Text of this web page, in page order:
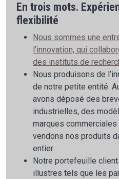
En trois mots.
flexibilité
Nous sommes une
l’innovation, qui
des instituts de
Nous produisons de
de notre petite entité.
avons déposé des
industrielles, des
marques
vendons nos produits
entier.
Notre portefeuille
illustres tels que les